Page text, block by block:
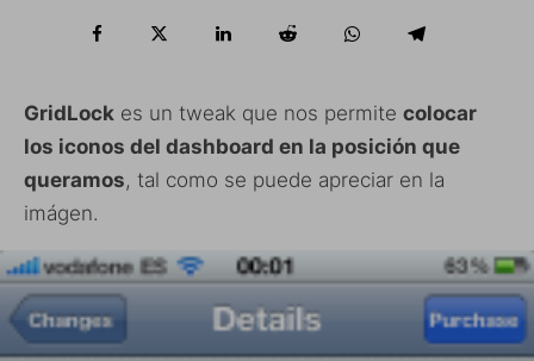
GridLock es un tweak que nos permite colocar
los iconos del dashboard en la posición que
queramos, tal como se puede apreciar en la
imágen.